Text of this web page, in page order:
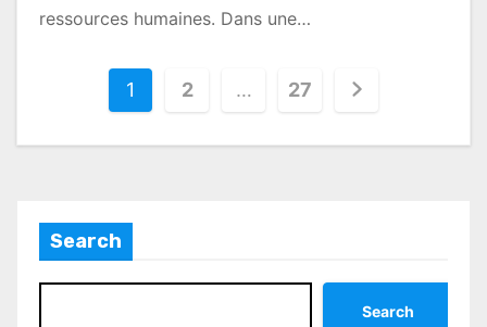
ressources humaines. Dans une…
t
s
1 2 … 27
Search
Search